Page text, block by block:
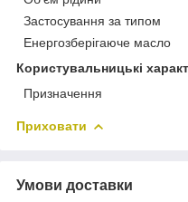
Застосування за типом
Енергозберігаюче масло
Користувальницькі
Призначення
Приховати
Умови доставки